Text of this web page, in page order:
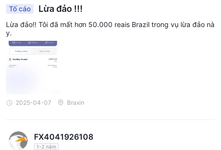
Tố cáo Lừa đảo !!!
Lừa đảo!! Tôi đã mất hơn 50.000 reais Brazil trong vụ lừa đảo nà
y.
2025-04-07 Braxin
FX4041926108
1-2 năm